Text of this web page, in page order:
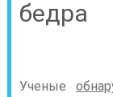
бедра
Ученые